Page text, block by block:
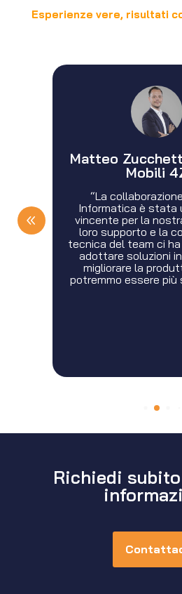
Esperienze vere, risultati
Matteo
Mobili
“La
Informatica è stata
vincente per la
loro supporto e la
tecnica del team ci
adottare soluzioni
migliorare la
potremmo essere più
Richiedi